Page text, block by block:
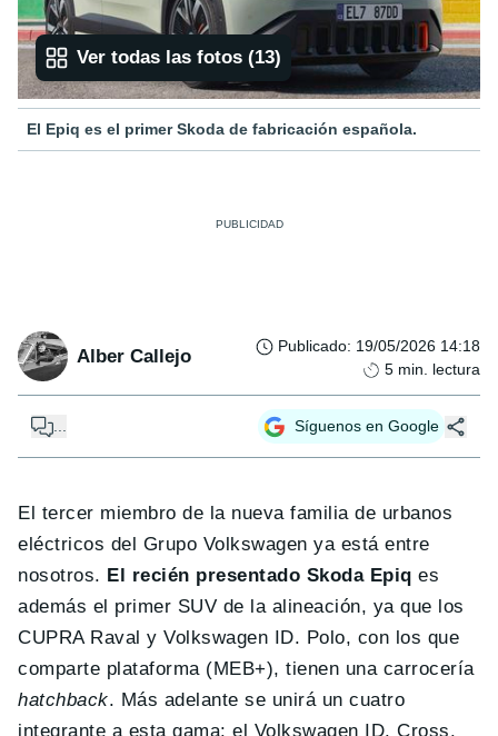
Ver todas las fotos (13)
El Epiq es el primer Skoda de fabricación española.
Alber Callejo Publicado: 19/05/2026 14:18
5 min. lectura
... Síguenos en Google
El tercer miembro de la nueva familia de urbanos
eléctricos del Grupo Volkswagen ya está entre
nosotros. El recién presentado Skoda Epiqes
además el primer SUV de la alineación, ya que los
CUPRA Raval y Volkswagen ID. Polo, con los que
comparte plataforma (MEB+), tienen una carrocería
hatchback. Más adelante se unirá un cuatro
integrante a esta gama: el Volkswagen ID. Cross.